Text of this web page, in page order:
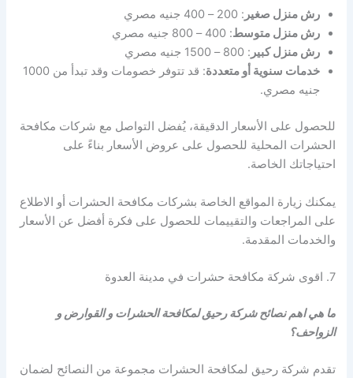
رش منزل صغير : 200 – 400 جنيه مصري
رش منزل متوسط: 400 – 800 جنيه مصري
رش منزل كبير : 800 – 1500 جنيه مصري
خدمات سنوية أو متعددة
: قد تتوفر خصومات وقد تبدأ من 1000
جنيه مصري.
للحصول على الأسعار الدقيقة، يُفضل التواصل مع شركات مكافحة
الحشرات المحلية للحصول على عروض الأسعار بناءً على
احتياجاتك الخاصة.
يمكنك زيارة المواقع الخاصة بشركات مكافحة الحشرات أو الاطلاع
على المراجعات والتقييمات للحصول على فكرة أفضل عن الأسعار
والخدمات المقدمة.
7. اقوى شركة مكافحة حشرات في مدينة العدوة
ما هي اهم نصائح شركة رحيق لمكافحة الحشرات و القوارض و
الزواحف؟
تقدم شركة رحيق لمكافحة الحشرات مجموعة من النصائح لضمان